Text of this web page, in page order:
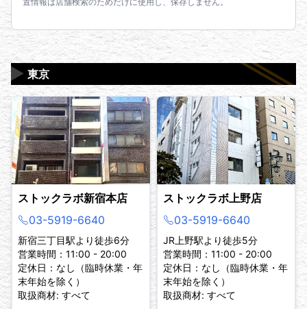
東京
▶
ストックラボ新宿本店
03-5919-6640
新宿三丁目駅より徒歩6分
営業時間：11:00 - 20:00
定休日：なし（臨時休業・年
末年始を除く）
取扱商材: すべて
ストックラボ上野店
03-5919-6640
JR上野駅より徒歩5分
営業時間：11:00 - 20:00
定休日：なし（臨時休業・年
末年始を除く）
取扱商材: すべて